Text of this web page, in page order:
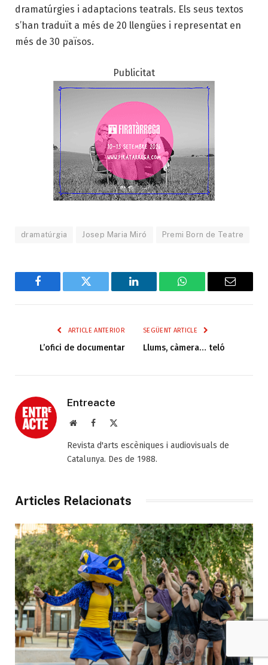
dramatúrgies i adaptacions teatrals. Els seus textos
s’han traduït a més de 20 llengües i representat en
més de 30 països.
Publicitat
dramatúrgia Josep Maria Miró Premi Born de Teatre
Facebook Twitter LinkedIn WhatsAppEmail
ARTICLE ANTERIOR
L’ofici de documentar
SEGÜENT ARTICLE
Llums, càmera… teló
Entreacte
Web Facebook
Revista d'arts escèniques i audiovisuals de
Catalunya. Des de 1988.
Articles Relacionats